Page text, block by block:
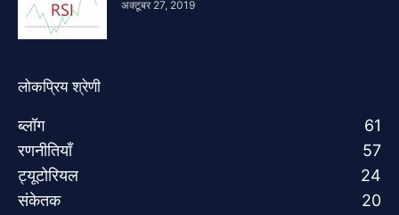
अक्टूबर 27, 2019
लोकप्रिय श्रेणी
ब्लॉग
61
रणनीतियाँ
57
ट्यूटोरियल
24
संकेतक
20